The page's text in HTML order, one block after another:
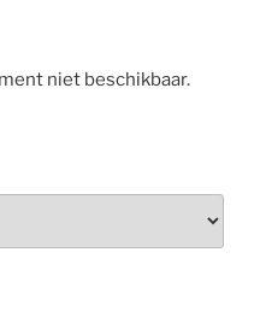
niet beschikbaar.